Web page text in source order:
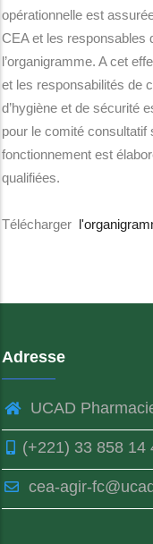
opérationnelle est
CEA et les responsables
l’organigramme. A cet
et les responsabilités de
d’hygiène et de sécurité
pour le comité consultatif
fonctionnement est
qualifiées.
Télécharger
Adresse
UCAD
(+221) 33 858 14
cea-agir-